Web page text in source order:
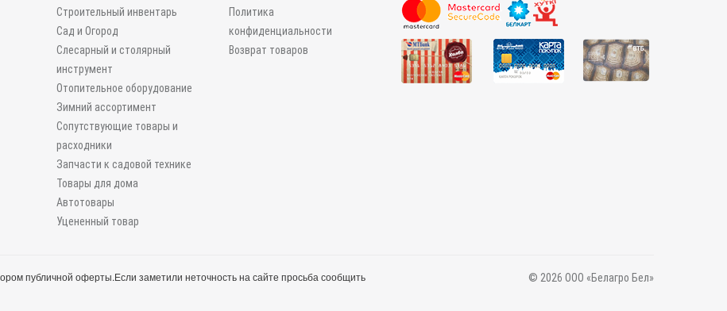
Строительный инвентарь
Сад и Огород
Слесарный и столярный
инструмент
Отопительное оборудование
Зимний ассортимент
Сопутствующие товары и
расходники
Запчасти к садовой технике
Товары для дома
Автотовары
Уцененный товар
Политика
конфиденциальности
Возврат товаров
публичной оферты.Если заметили неточность на сайте просьба сообщить
© 2026 ООО «Белагро Бел»